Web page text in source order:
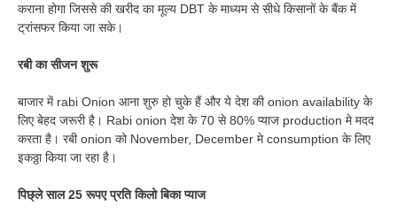
कराना होगा जिससे की खरीद का मूल्य DBT के माध्यम से सीधे किसानों के बैंक में
ट्रांसफर किया जा सके।
रबी का सीजन शुरू
बाजार में rabi Onion आना शुरु हो चुके हैं और ये देश की onion availability के
लिए बेहद जरूरी है। Rabi onion देश के 70 से 80% प्याज production मे मदद
करता है। रबी onion को November, December मे consumption के लिए
इकठ्ठा किया जा रहा है।
पिछ्ले साल 25 रूपए प्रति किलो बिका प्याज